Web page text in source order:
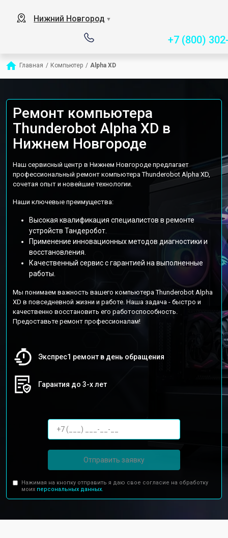
Нижний Новгород ▼
+7 (800)
Главная / Компьютер / Alpha XD
Ремонт компьютера
Thunderobot Alpha XD в
Нижнем Новгороде
Наш сервисный центр в Нижнем Новгороде предлагает
профессиональный ремонт компьютера Thunderobot Alpha XD,
сочетая опыт и новейшие технологии.
Наши ключевые преимущества:
Высокая квалификация специалистов в ремонте
устройств Тандеробот.
Применение инновационных методов диагностики и
восстановления.
Качественный сервис с гарантией на выполненные
работы.
Мы понимаем важность вашего компьютера Thunderobot Alpha
XD в повседневной жизни и работе. Наша задача - быстро и
качественно восстановить его работоспособность.
Предоставьте ремонт профессионалам!
Экспрес1 ремонт в день обращения
Гарантия до 3-х лет
Отправить заявку
Нажимая на кнопку отправить я даю свое согласие на обработку
моих персональных данных.